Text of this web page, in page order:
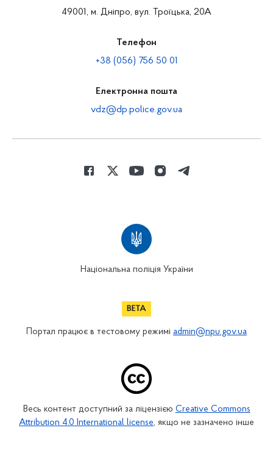
49001, м. Дніпро, вул. Троїцька, 20А
Телефон
+38 (056) 756 50 01
Електронна пошта
vdz@dp.police.gov.ua
Національна поліція України
Портал працює в тестовому режимі admin@npu.gov.ua
Весь контент доступний за ліцензією Creative Commons
Attribution 4.0 International license, якщо не зазначено інше